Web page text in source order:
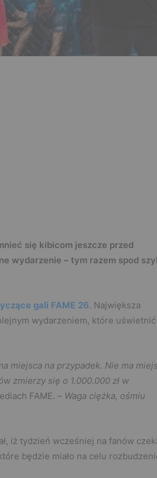
się kibicom jeszcze przed
wydarzenie – tym razem spod
gali FAME 26. Największa
wydarzeniem, które uświetnić
miejsca na przypadek. Nie ma
zmierzy się o 1.000.000 zł w
FAME. – Waga ciężka, ośmiu
iż tydzień wcześniej na fanów
będzie miało na celu